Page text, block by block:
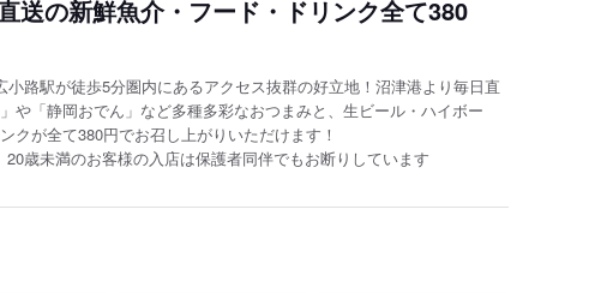
送の新鮮魚介・フード・ドリンク全て380
路駅が徒歩5分圏内にあるアクセス抜群の好立地！沼津港より毎日直
や「静岡おでん」など多種多彩なおつまみと、生ビール・ハイボー
クが全て380円でお召し上がりいただけます！
歳未満のお客様の入店は保護者同伴でもお断りしています